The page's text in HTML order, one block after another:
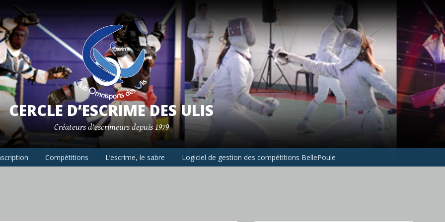
CERCLE D’ESCRIME DES ULIS
Créateurs d'escrimeurs depuis 1979
Compétitions L’escrime, le sabre Logiciel de gestion des compétitions BellePoule